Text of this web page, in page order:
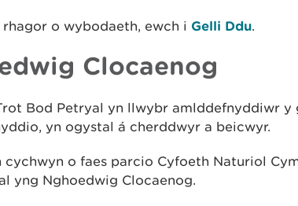
rhagor o wybodaeth, ewch i Gelli Ddu.
Clocaenog
Bod Petryal yn llwybr amlddefnyddiwr y
yn ogystal á cherddwyr a beicwyr.
cychwyn o faes parcio Cyfoeth Naturiol
yng Nghoedwig Clocaenog.